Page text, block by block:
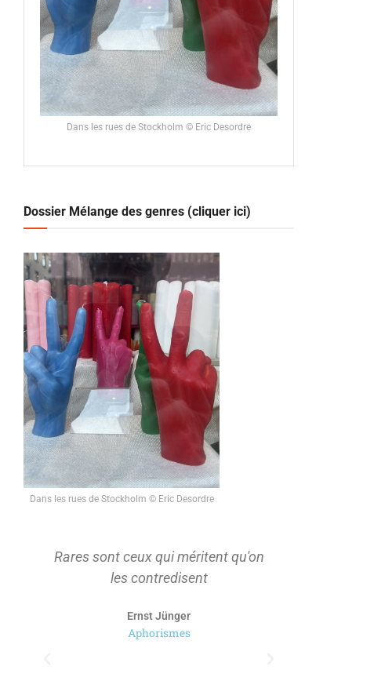
Dans les rues de Stockholm © Eric Desordre
Dossier Mélange des genres (cliquer ici)
Dans les rues de Stockholm © Eric Desordre
Rares sont ceux qui méritent qu'on
les contredisent
Ernst Jünger
Aphorismes